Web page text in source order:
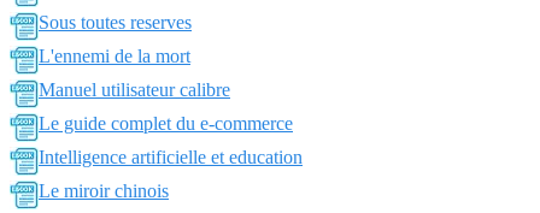
Sous toutes reserves
L'ennemi de la mort
Manuel utilisateur calibre
Le guide complet du e-commerce
Intelligence artificielle et education
Le miroir chinois